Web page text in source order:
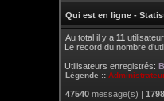
Qui est en ligne -
Au total il y a 11
Le record du nombre
Utilisateurs enregistrés:
Légende ::
47540 message(s) | 1798